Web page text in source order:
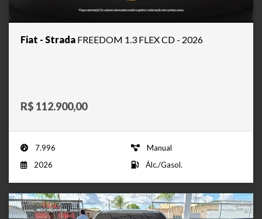
Fiat - Strada FREEDOM 1.3 FLEX CD - 2026
R$ 112.900,00
7.996
Manual
2026
Álc./Gasol.